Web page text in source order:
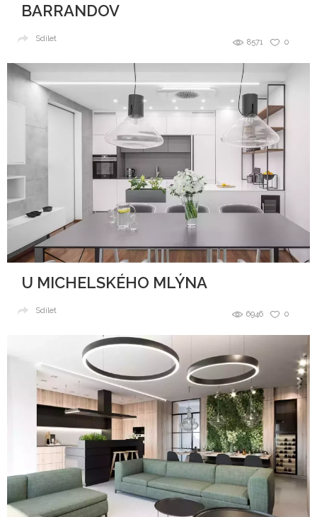
BARRANDOV
0
8571
Sdílet
U MICHELSKÉHO MLÝNA
0
6946
Sdílet